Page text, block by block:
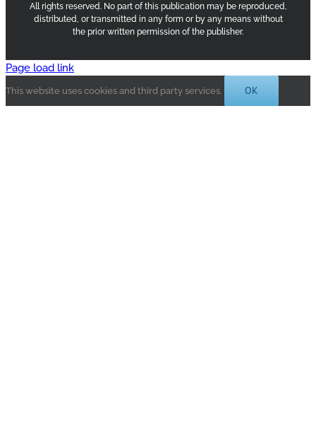
All rights reserved. No part of this publication may be reproduced,
distributed, or transmitted in any form or by any means without
the prior written permission of the publisher.
Page load link
This website uses cookies and third party services. OK